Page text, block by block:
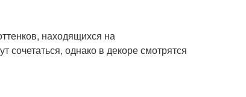
находящихся на
сочетаться, однако в декоре смотрятся